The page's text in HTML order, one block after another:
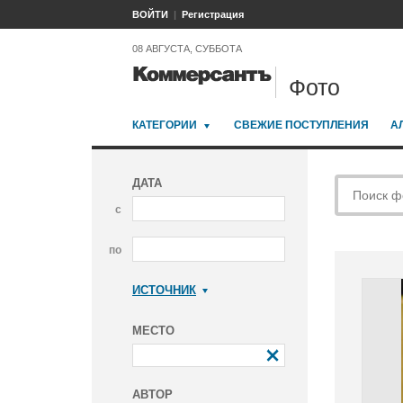
ВОЙТИ Регистрация
08 АВГУСТА, СУББОТА
Фото
КАТЕГОРИИ СВЕЖИЕ ПОСТУПЛЕНИЯ
ДАТА
с
по
ИСТОЧНИК
МЕСТО
АВТОР